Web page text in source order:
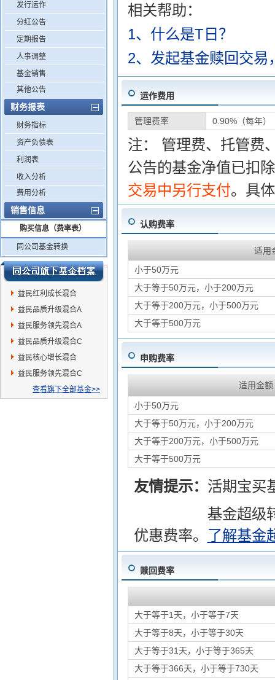
发行运作
分红公告
定期报告
人事调整
基金销售
其他公告
财务报表
财务指标
资产负债表
利润表
收入分析
费用分析
销售信息
购买信息（费率表）
同公司基金转换
益民红利成长混合
益民品质升级混合A
益民服务领先混合A
益民品质升级混合C
益民核心增长混合
益民服务领先混合C
查看旗下全部基金>>
相关帮助：
1、什么是T日？
2、发起基金赎回交易
运作费用
管理费率 0.90%（每年）
注： 管理费、托管费
公告的基金净值已扣
交易中另行支付。具
认购费率
适用
小于50万元
大于等于50万元，小于200万元
大于等于200万元，小于500万元
大于等于500万元
申购费率
适用金额
小于50万元
大于等于50万元，小于200万元
大于等于200万元，小于500万元
大于等于500万元
友情提示： 活期宝买
基金超级
优惠费率。 了解基金
赎回费率
大于等于1天，小于等于7天
大于等于8天，小于等于30天
大于等于31天，小于等于365天
大于等于366天，小于等于730天